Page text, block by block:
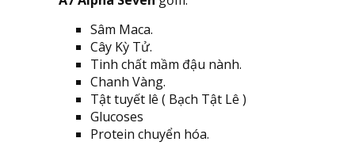
Sâm Maca.
Cây Kỳ Tử.
Tinh chất mầm đậu nành.
Chanh Vàng.
Tật tuyết lê ( Bạch Tật Lê )
Glucoses
Protein chuyển hóa.